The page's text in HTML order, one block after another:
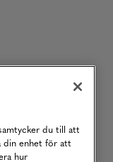
du till att
din enhet för att
hur